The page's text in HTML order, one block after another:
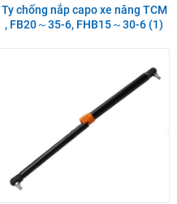
Ty chống nắp capo xe nâng TCM
, FB20～35-6, FHB15～30-6 (1)